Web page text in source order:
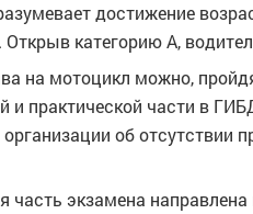
достижение
Открыв категорию А,
на мотоцикл можно,
и практической части в
об отсутствии
часть экзамена